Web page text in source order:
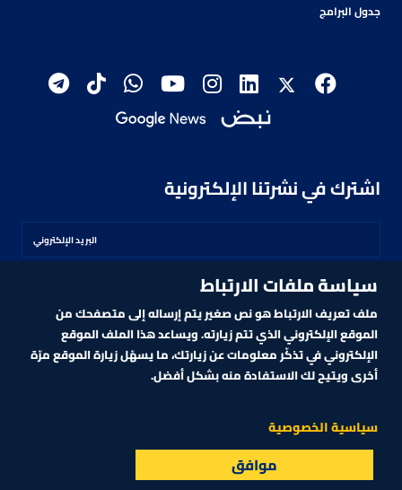
القائمة الأسواق البث المباشر
جدول البرامج
اشترك في نشرتنا الإلكترونية
اشترك
2026
CNBCARABIA.COM. ALL RIGHTS RESERVED
سياسة ملفات الارتباط
ملف تعريف الارتباط هو نص صغير يتم إرساله إلى متصفحك من
الموقع الإلكتروني الذي تتم زيارته. ويساعد هذا الملف الموقع
الإلكتروني في تذكّر معلومات عن زيارتك، ما يسهّل زيارة الموقع مرّة
أخرى ويتيح لك الاستفادة منه بشكل أفضل.
سياسية الخصوصية
موافق